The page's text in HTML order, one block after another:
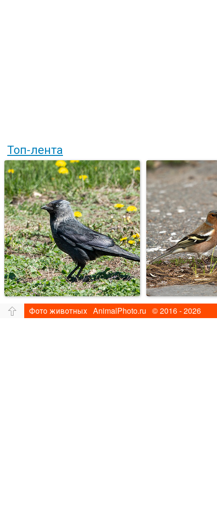
Топ-лента
Фото животных AnimalPhoto.ru © 2016 - 2026